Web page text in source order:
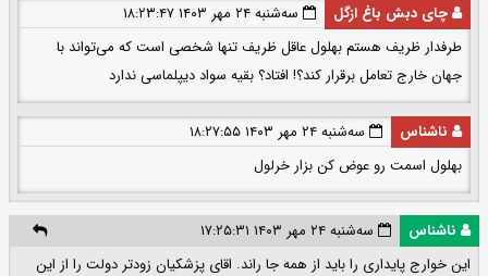
چای دبش باغ ازگل
سه‌شنبه ۲۴ مهر ۱۴۰۳ ۱۸:۲۳:۴۷
طرفدار ظریف هستم بهلول عاقل ظریف تنها شخصی است که می‌تواند با
جهان خارج تعامل برقرار کند؟! افتاد؟ بقیه سواد دیپلماسی ندارد
ناشناس
سه‌شنبه ۲۴ مهر ۱۴۰۳ ۱۸:۲۷:۵۵
بهلول اسمت رو عوض کن بزار خرلول
ناشناس
سه‌شنبه ۲۴ مهر ۱۴۰۳ ۱۷:۲۵:۳۱
این خوارج پایداری را باید از همه جا راند. اقای پزشکیان زودتر دولت را از این